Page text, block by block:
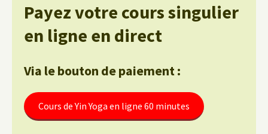
Payez votre cours singulier
en ligne en direct
Via le bouton de paiement :
Cours de Yin Yoga en ligne 60 minutes